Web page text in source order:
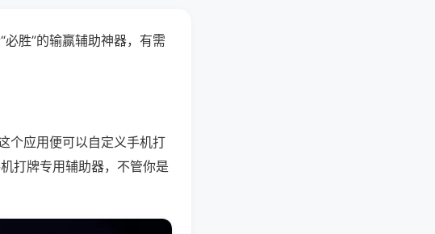
胜”的输赢辅助神器，有需
个应用便可以自定义手机打
打牌专用辅助器，不管你是